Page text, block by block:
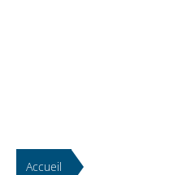
Accueil